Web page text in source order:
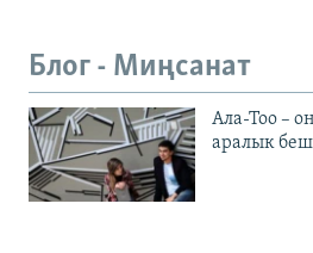
Блог - Миңсанат
Ала-Тоо –
аралык